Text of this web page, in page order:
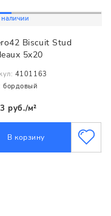
наличии
Biscuit Stud
5x20
4101163
бордовый
руб./м²
В корзину